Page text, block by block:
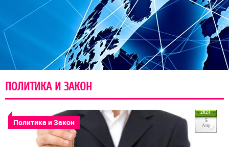
ПОЛИТИКА И ЗАКОН
2024
5
Апр
Политика и Закон